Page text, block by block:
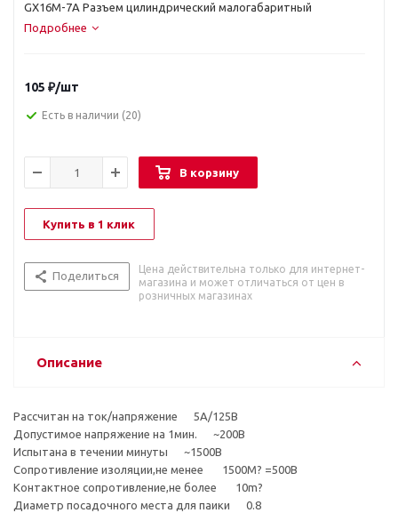
GX16M-7A Разъем цилиндрический малогабаритный
Подробнее
105 ₽/шт
Есть в наличии (20)
В корзину
Купить в 1 клик
Поделиться
Цена действительна только для интернет-
магазина и может отличаться от цен в
розничных магазинах
Описание
Рассчитан на ток/напряжение 5A/125B
Допустимое напряжение на 1мин. ~200В
Испытана в течении минуты ~1500В
Сопротивление изоляции,не менее 1500M? =500В
Контактное сопротивление,не более 10m?
Диаметр посадочного места для паики 0.8